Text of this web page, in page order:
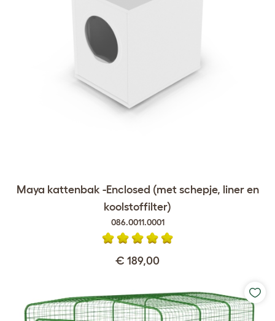
Maya kattenbak -Enclosed (met schepje, liner en
koolstoffilter)
086.0011.0001
€ 189,00